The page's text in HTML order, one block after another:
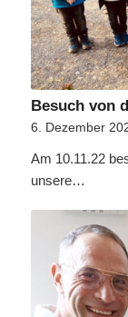
Besuch von
6. Dezember
Am 10.11.22
unsere…